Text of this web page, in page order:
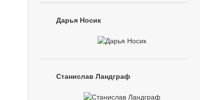
Дарья Носик
Станислав Ландграф